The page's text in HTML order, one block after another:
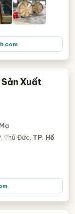
Xuất
Thủ Đức, TP. Hồ